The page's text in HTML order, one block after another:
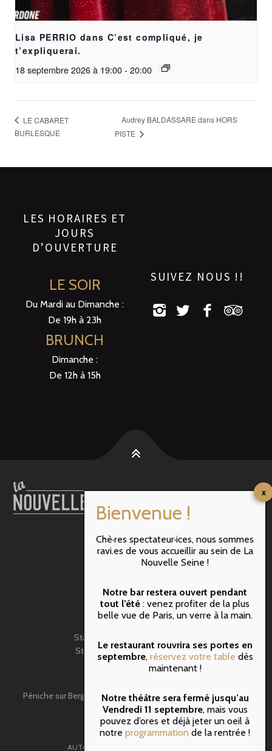
Lisa PERRIO dans C’est compliqué, je
t’expliquerai.
18 septembre 2026 à 19:00- 20:00
LE CABARET
BURLESQUE
Audrey BALDASSARE dans HORS
PISTE
LES HORAIRES ET
JOURS
D’OUVERTURE
LE SOIR
Du Mardi au Dimanche :
De 19h à 23h
BRUNCH
Dimanche :
De 12h à 15h
SUIVEZ NOUS !!
RER B : ST MICHEL
M10 : Maubert Mutualité
M4 : Cité
BATOBUS: N-Dame de Paris
Station N°5107 – rue de Pontoise
Station N°5009 – rue de Fouarre
BUS: 47- Lagrange
Péniche sur Berges,face au 3 quai de Montebello 75005 Paris
Tel: 01.43.54.08.08
AUTORISATIONS ET DROITS D’AUTEURS
Chè·res spectateur·ices, nous sommes
ravi.es de vous accueillir au sein de La
Nouvelle Seine !
Notre bar restera ouvert pendant
tout l’été : venez profiter de la plus
belle vue de Paris, un verre à la main.
Le restaurant rouvrira ses portes en
septembre, réservez votre table dès
maintenant !
Notre théâtre sera fermé jusqu’au
Vendredi 11 septembre, mais vous
pouvez d’ores et déjà jeter un oeil à
notre programmation de la rentrée !